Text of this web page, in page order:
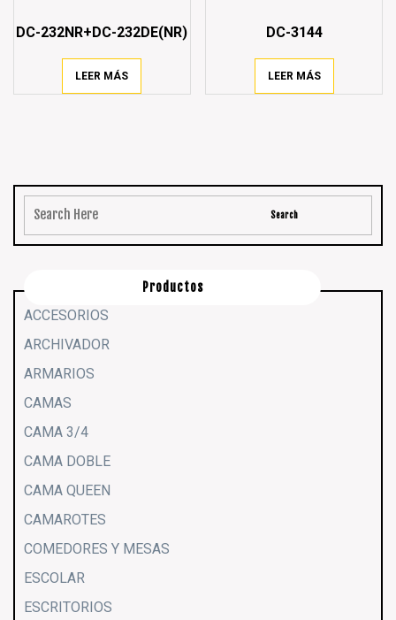
DC-232NR+DC-232DE(NR)
LEER MÁS
DC-3144
LEER MÁS
Productos
ACCESORIOS
ARCHIVADOR
ARMARIOS
CAMAS
CAMA 3/4
CAMA DOBLE
CAMA QUEEN
CAMAROTES
COMEDORES Y MESAS
ESCOLAR
ESCRITORIOS